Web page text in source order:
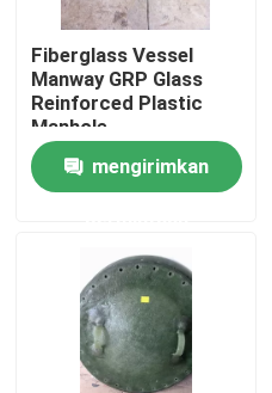
Fiberglass Vessel
Manway GRP Glass
Reinforced Plastic
Manhole
mengirimkan